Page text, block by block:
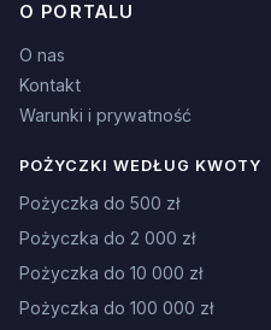
O PORTALU
O nas
Kontakt
Warunki i prywatność
POŻYCZKI WEDŁUG KWOTY
Pożyczka do 500 zł
Pożyczka do 2 000 zł
Pożyczka do 10 000 zł
Pożyczka do 100 000 zł